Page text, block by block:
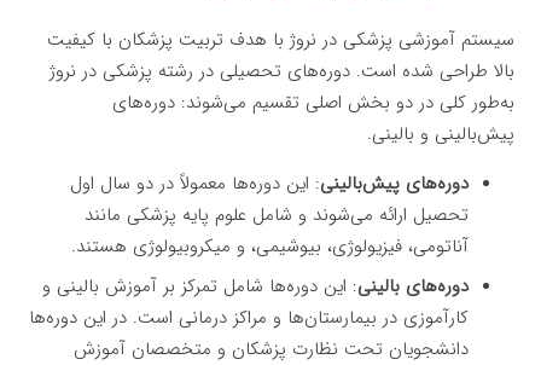
سیستم آموزشی پزشکی در نروژ با هدف تربیت پزشکان با کیفیت
بالا طراحی شده است. دوره‌های تحصیلی در رشته پزشکی در نروژ
به‌طور کلی در دو بخش اصلی تقسیم می‌شوند: دوره‌های
پیش‌بالینی و بالینی.
دوره‌های پیش‌بالینی: این دوره‌ها معمولاً در دو سال اول
تحصیل ارائه می‌شوند و شامل علوم پایه پزشکی مانند
آناتومی، فیزیولوژی، بیوشیمی، و میکروبیولوژی هستند.
دوره‌های بالینی: این دوره‌ها شامل تمرکز بر آموزش بالینی و
کارآموزی در بیمارستان‌ها و مراکز درمانی است. در این دوره‌ها
دانشجویان تحت نظارت پزشکان و متخصصان آموزش